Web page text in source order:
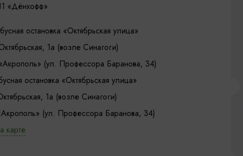
«Дёнхофф»
остановка «Октябрьская улица»
1а (возле Синагоги)
(ул. Профессора Баранова, 34)
остановка «Октябрьская улица»
1а (возле Синагоги)
(ул. Профессора Баранова, 34)
карте